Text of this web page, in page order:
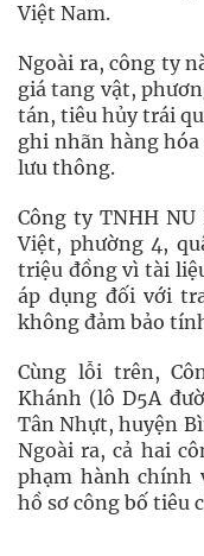
Việt Nam.
Ngoài ra, công ty
giá tang vật,
tán, tiêu hủy trái
ghi nhãn hàng
lưu thông.
Công ty TNHH NU
Việt, phường 4,
triệu đồng vì tài
áp dụng đối với
không đảm bảo
Cùng lỗi trên,
Khánh (lô D5A
Tân Nhựt, huyện
Ngoài ra, cả hai
phạm hành chính
hồ sơ công bố tiêu